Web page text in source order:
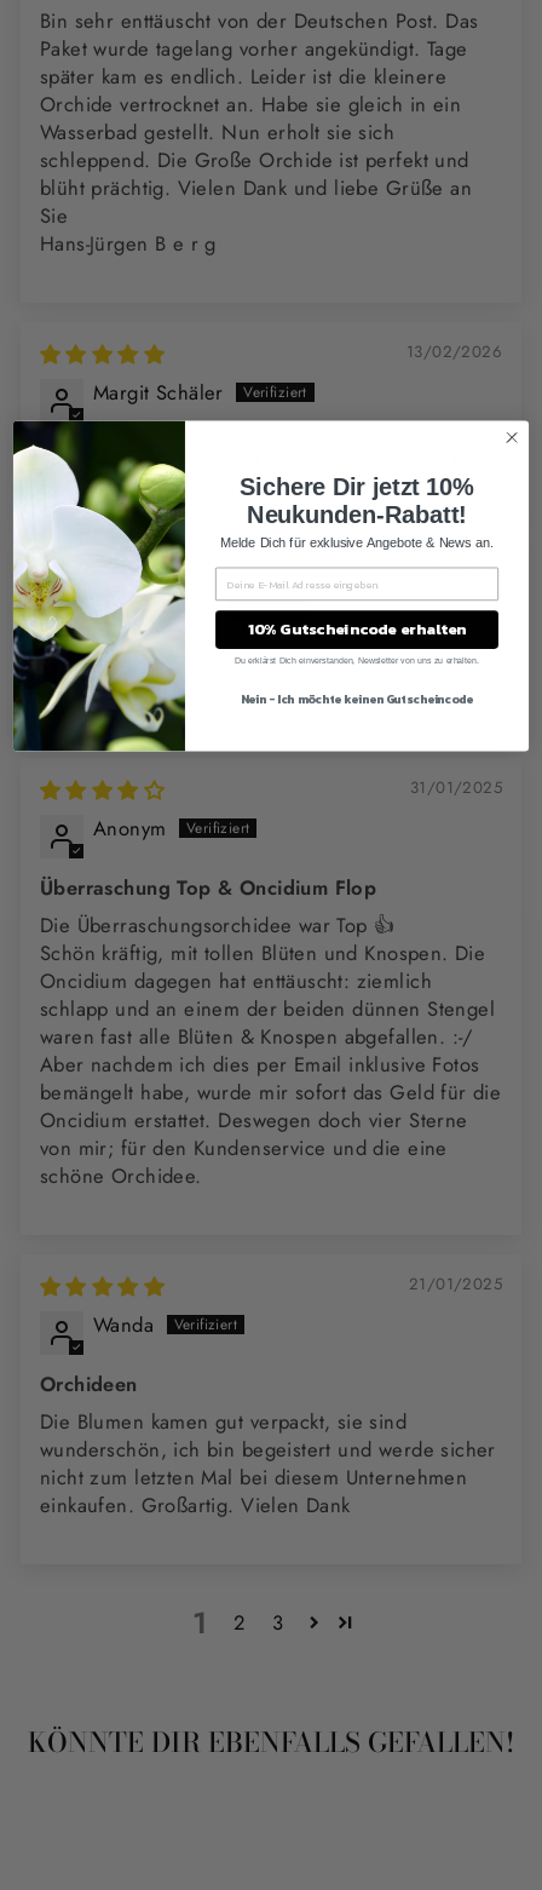
Bin sehr enttäuscht von der Deutschen Post. Das
Paket wurde tagelang vorher angekündigt. Tage
später kam es endlich. Leider ist die kleinere
Orchide vertrocknet an. Habe sie gleich in ein
Wasserbad gestellt. Nun erholt sie sich
schleppend. Die Große Orchide ist perfekt und
blüht prächtig. Vielen Dank und liebe Grüße an
Sie
Hans-Jürgen B e r g
13/02/2026
Margit Schäler
Oncidium + Orchideen-Überraschung im 2er Paket
13/02/2026
Christin Jeske
Super
31/01/2025
Anonym
Überraschung Top & Oncidium Flop
Die Überraschungsorchidee war Top 👍
Schön kräftig, mit tollen Blüten und Knospen. Die
Oncidium dagegen hat enttäuscht: ziemlich
schlapp und an einem der beiden dünnen Stengel
waren fast alle Blüten & Knospen abgefallen. :-/
Aber nachdem ich dies per Email inklusive Fotos
bemängelt habe, wurde mir sofort das Geld für die
Oncidium erstattet. Deswegen doch vier Sterne
von mir; für den Kundenservice und die eine
schöne Orchidee.
21/01/2025
Wanda
Orchideen
Die Blumen kamen gut verpackt, sie sind
wunderschön, ich bin begeistert und werde sicher
nicht zum letzten Mal bei diesem Unternehmen
einkaufen. Großartig. Vielen Dank
1 2 3
KÖNNTE DIR EBENFALLS GEFALLEN!
Sichere Dir jetzt 10%
Neukunden-Rabatt!
Melde Dich für exklusive Angebote & News an.
10% Gutscheincode erhalten
Du erklärst Dich einverstanden, Newsletter von uns zu erhalten.
Nein - Ich möchte keinen Gutscheincode